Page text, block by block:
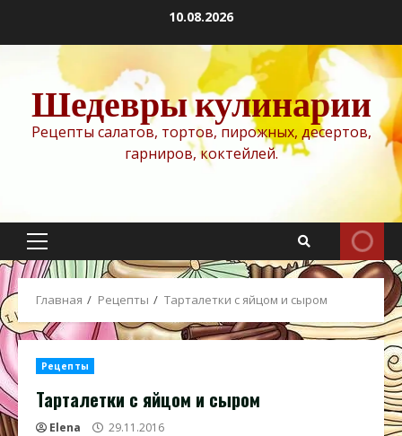
содержимому
10.08.2026
Шедевры кулинарии
Рецепты салатов, тортов, пирожных, десертов,
гарниров, коктейлей.
Основное
меню
Главная Рецепты Тарталетки с яйцом и сыром
Рецепты
Тарталетки с яйцом и сыром
Elena 29.11.2016